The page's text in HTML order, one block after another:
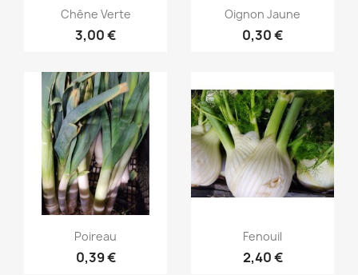
Aperçu rapide
Chêne Verte
3,00 €
Aperçu rapide
Oignon Jaune
0,30 €
Aperçu rapide
Poireau
0,39 €
Aperçu rapide
Fenouil
2,40 €